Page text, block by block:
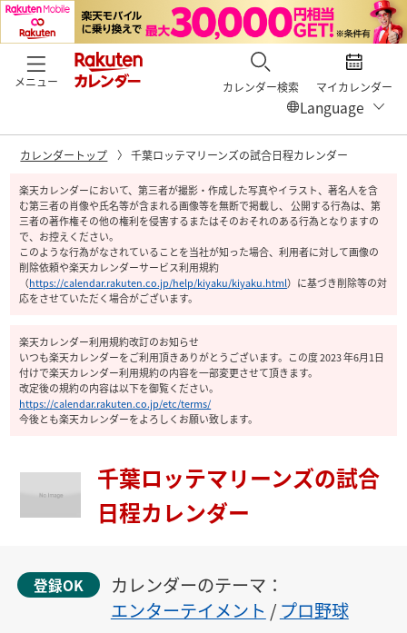
メニュー カレンダー検索 マイカレンダー
カレンダートップ 千葉ロッテマリーンズの試合日程カレンダー
楽天カレンダーにおいて、第三者が撮影・作成した写真やイラスト、著名人を含
む第三者の肖像や氏名等が含まれる画像等を無断で掲載し、 公開する行為は、第
三者の著作権その他の権利を侵害するまたはそのおそれのある行為となりますの
で、お控えください。
このような行為がなされていることを当社が知った場合、利用者に対して画像の
削除依頼や楽天カレンダーサービス利用規約
（https://calendar.rakuten.co.jp/help/kiyaku/kiyaku.html） に基づき削除等の対
応をさせていただく場合がございます。
楽天カレンダー利用規約改訂のお知らせ
いつも楽天カレンダーをご利用頂きありがとうございます。この度 2023 年6月1日
付けで楽天カレンダー利用規約の内容を一部変更させて頂きます。
改定後の規約の内容は以下を御覧ください。
https://calendar.rakuten.co.jp/etc/terms/
今後とも楽天カレンダーをよろしくお願い致します。
千葉ロッテマリーンズの試合
日程カレンダー
登録OK
カレンダーのテーマ：
エンターテイメント / プロ野球